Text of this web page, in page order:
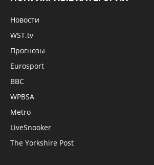
Новости
WST.tv
Прогнозы
Eurosport
BBC
WPBSA
Metro
LiveSnooker
The Yorkshire Post